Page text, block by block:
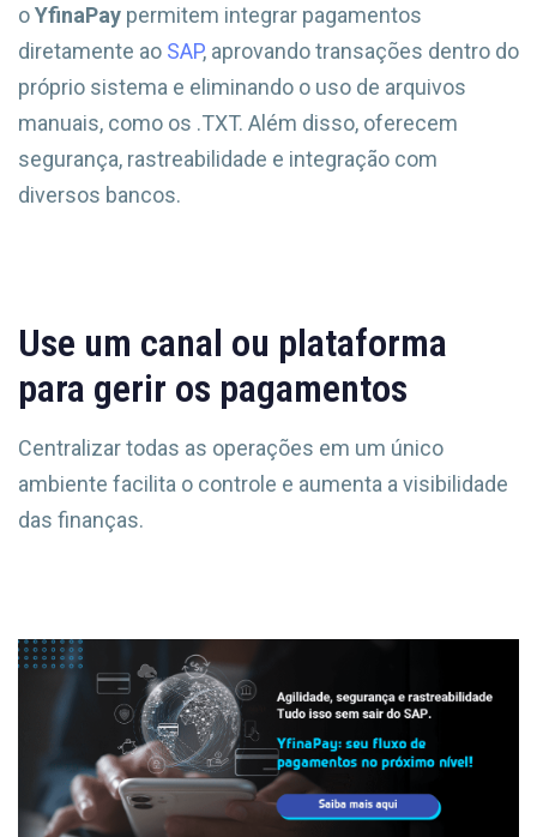
oYfinaPay permitem integrar pagamentos
diretamente ao SAP, aprovando transações dentro do
próprio sistema e eliminando o uso de arquivos
manuais, como os .TXT. Além disso, oferecem
segurança, rastreabilidade e integração com
diversos bancos.
Use um canal ou plataforma
para gerir os pagamentos
Centralizar todas as operações em um único
ambiente facilita o controle e aumenta a visibilidade
das finanças.